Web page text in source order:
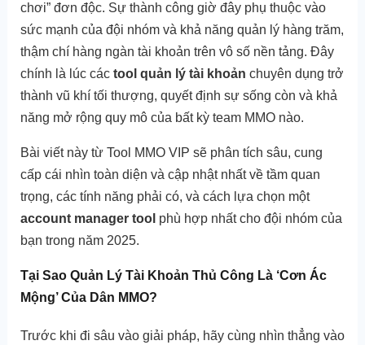
chơi” đơn độc. Sự thành công giờ đây phụ thuộc vào
sức mạnh của đội nhóm và khả năng quản lý hàng trăm,
thậm chí hàng ngàn tài khoản trên vô số nền tảng. Đây
chính là lúc các tool quản lý tài khoản chuyên dụng trở
thành vũ khí tối thượng, quyết định sự sống còn và khả
năng mở rộng quy mô của bất kỳ team MMO nào.
Bài viết này từ Tool MMO VIP sẽ phân tích sâu, cung
cấp cái nhìn toàn diện và cập nhật nhất về tầm quan
trọng, các tính năng phải có, và cách lựa chọn một
account manager tool phù hợp nhất cho đội nhóm của
bạn trong năm 2025.
Tại Sao Quản Lý Tài Khoản Thủ Công Là ‘Cơn Ác
Mộng’ Của Dân MMO?
Trước khi đi sâu vào giải pháp, hãy cùng nhìn thẳng vào